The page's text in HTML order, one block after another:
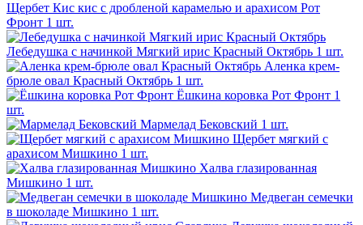
Щербет Кис кис с дробленой карамелью и арахисом Рот
Фронт 1 шт.
Лебедушка с начинкой Мягкий ирис Красный Октябрь 1 шт.
Аленка крем-
брюле овал Красный Октябрь 1 шт.
Ёшкина коровка Рот Фронт 1
шт.
Мармелад Бековский 1 шт.
Щербет мягкий с
арахисом Мишкино 1 шт.
Халва глазированная
Мишкино 1 шт.
Медвеган семечки
в шоколаде Мишкино 1 шт.